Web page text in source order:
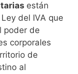
están
del IVA que
poder de
corporales
de
al